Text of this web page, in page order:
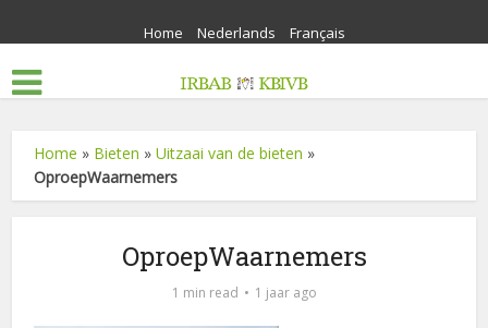
Home Nederlands Français
Home » Bieten »Uitzaai van de bieten »
OproepWaarnemers
OproepWaarnemers
1 min read 1 jaar ago